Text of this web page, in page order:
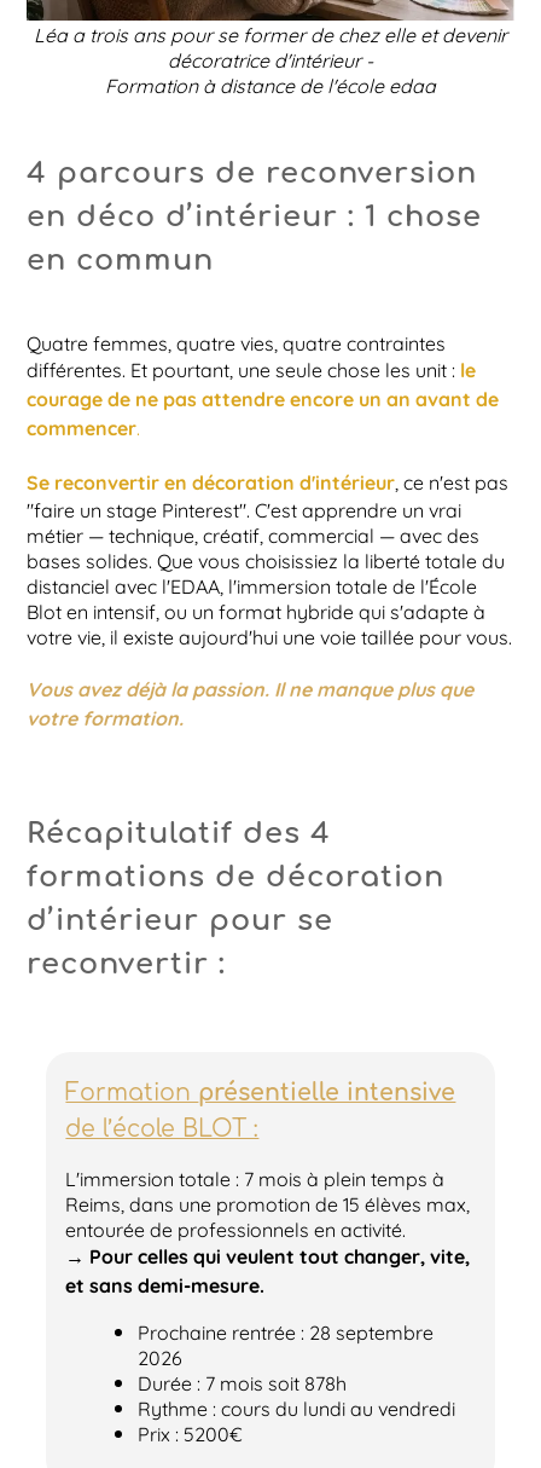
Léa a trois ans pour se former de chez elle et devenir
décoratrice d'intérieur -
Formation à distance de l'école edaa
4 parcours de reconversion
en déco d’intérieur : 1 chose
en commun
Quatre femmes, quatre vies, quatre contraintes
différentes. Et pourtant, une seule chose les unit : le
courage de ne pas attendre encore un an avant de
commencer
Se reconvertir en décoration d'intérieur , ce n'est pas
"faire un stage Pinterest". C'est apprendre un vrai
métier — technique, créatif, commercial — avec des
bases solides. Que vous choisissiez la liberté totale du
distanciel avec l'EDAA, l'immersion totale de l'École
Blot en intensif, ou un format hybride qui s'adapte à
votre vie, il existe aujourd'hui une voie taillée pour vous.
Vous avez déjà la passion. Il ne manque plus que
votre formation.
Récapitulatif des 4
formations de décoration
d’intérieur pour se
reconvertir :
Formation présentielle intensive
de l’école BLOT :
L'immersion totale : 7 mois à plein temps à
Reims, dans une promotion de 15 élèves max,
entourée de professionnels en activité.
→ Pour celles qui veulent tout changer, vite,
et sans demi-mesure.
Prochaine rentrée : 28 septembre
2026
Durée : 7 mois soit 878h
Rythme : cours du lundi au vendredi
Prix : 5200€